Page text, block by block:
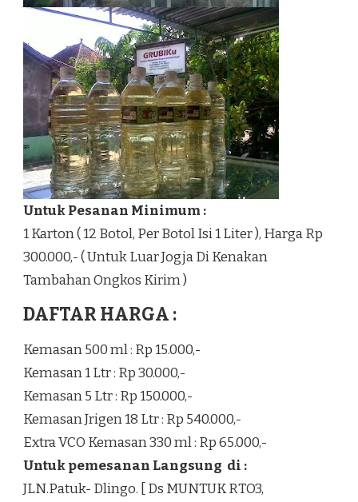
Untuk Pesanan Minimum :
1 Karton ( 12 Botol, Per Botol Isi 1 Liter ), Harga Rp
300.000,- ( Untuk Luar Jogja Di Kenakan
Tambahan Ongkos Kirim )
DAFTAR HARGA :
Kemasan 500 ml : Rp 15.000,-
Kemasan 1 Ltr : Rp 30.000,-
Kemasan 5 Ltr : Rp 150.000,-
Kemasan Jrigen 18 Ltr : Rp 540.000,-
Extra VCO Kemasan 330 ml : Rp 65.000,-
Untuk pemesanan Langsung di :
JLN.Patuk- Dlingo. [ Ds MUNTUK RTO3,